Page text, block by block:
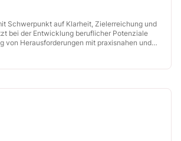
Schwerpunkt auf Klarheit, Zielerreichung und
bei der Entwicklung beruflicher Potenziale
von Herausforderungen mit praxisnahen und